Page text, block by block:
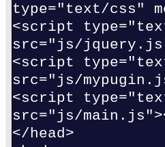
type="text/css"
<script
src="js/
<script
src="js/
<script
src="js/
</head>